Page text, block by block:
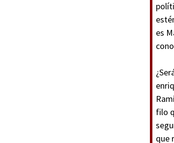
es
filo
que